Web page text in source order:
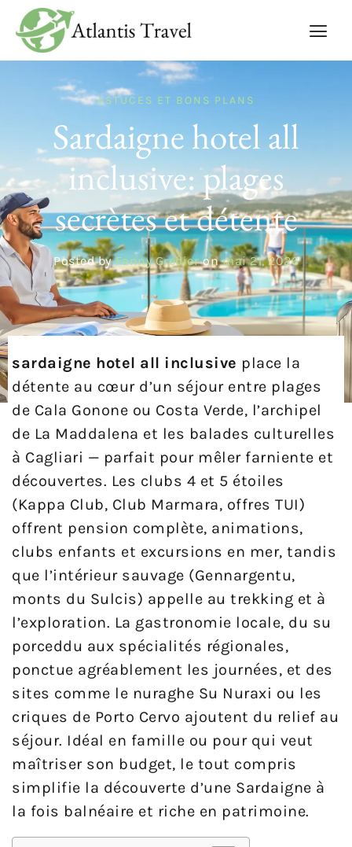
ASTUCES ET BONS PLANS
Sardaigne hotel all
inclusive: plages
secrètes et détente
Posted by Fanny Gredier on mai 21, 2026
sardaigne hotel all inclusive place la
détente au cœur d’un séjour entre plages
de Cala Gonone ou Costa Verde, l’archipel
de La Maddalena et les balades culturelles
à Cagliari — parfait pour mêler farniente et
découvertes. Les clubs 4 et 5 étoiles
(Kappa Club, Club Marmara, offres TUI)
offrent pension complète, animations,
clubs enfants et excursions en mer, tandis
que l’intérieur sauvage (Gennargentu,
monts du Sulcis) appelle au trekking et à
l’exploration. La gastronomie locale, du su
porceddu aux spécialités régionales,
ponctue agréablement les journées, et des
sites comme le nuraghe Su Nuraxi ou les
criques de Porto Cervo ajoutent du relief au
séjour. Idéal en famille ou pour qui veut
maîtriser son budget, le tout compris
simplifie la découverte d’une Sardaigne à
la fois balnéaire et riche en patrimoine.